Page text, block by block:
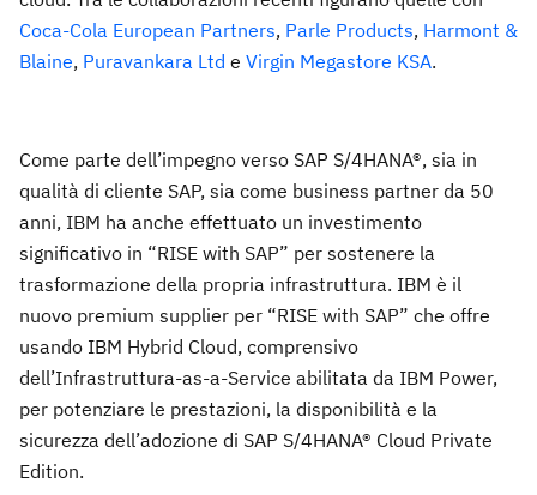
Coca-Cola European Partners, Parle Products, Harmont &
Blaine, Puravankara Ltd e Virgin Megastore KSA.
Come parte dell’impegno verso SAP S/4HANA®, sia in
qualità di cliente SAP, sia come business partner da 50
anni, IBM ha anche effettuato un investimento
significativo in “RISE with SAP” per sostenere la
trasformazione della propria infrastruttura. IBM è il
nuovo premium supplier per “RISE with SAP” che offre
usando IBM Hybrid Cloud, comprensivo
dell’Infrastruttura-as-a-Service abilitata da IBM Power,
per potenziare le prestazioni, la disponibilità e la
sicurezza dell’adozione di SAP S/4HANA® Cloud Private
Edition.